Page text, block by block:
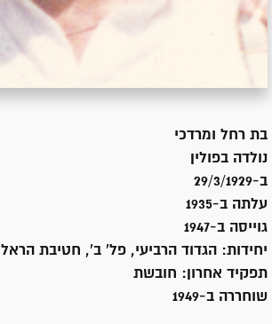
בת רחל ומרדכי
נולדה בפולין
ב-29/3/1929
עלתה ב-1935
גוייסה ב-1947
יחידות: הגדוד הרביעי, פל' ב', חטיבת הראל
תפקיד אחרון: חובשת
שוחררה ב-1949